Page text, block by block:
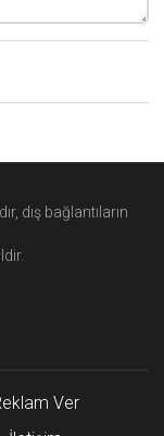
dış bağlantıların
Ver